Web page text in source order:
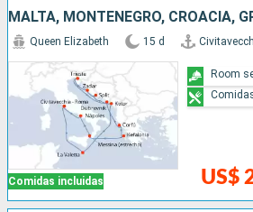
Comidas incluidas
Queen Elizabeth 15 d
US$
Room